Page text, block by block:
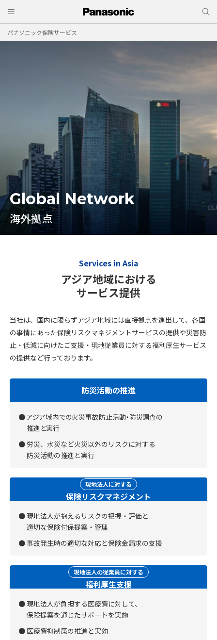
パナソニック保険サービス
Global Network
海外拠点
Services in Asia
アジア地域における
サービス提供
当社は、国内に限らずアジア地域には直接拠点を進出して、各国
の事情にあった保険リスクマネジメントサービスの提供や災害防
止・低減に向けたご支援・現地従業員に対する福利厚生サービス
の提供など行っております。
防災活動の推進
アジア域内での火災事故防止活動・防災調査の
推進と実行
労災、水災など火災以外のリスクに対する
防災活動の推進と実行
現地法人に対する
保険リスクマネジメント
現地法人が抱えるリスクの把握・評価と
適切な保険付保提案・管理
事故発生時の適切な対応と保険金請求の支援
現地法人の従業員に対する
福利厚生支援
現地法人が負担する医療費に対して、
保険提案を通じたサポートを実施
医療費抑制策の推進と実効